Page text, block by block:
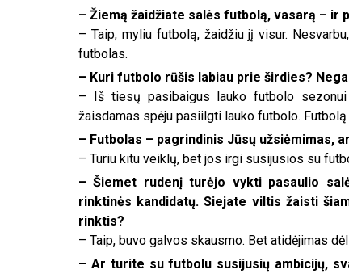
– Žiemą žaidžiate salės futbolą, vasarą – ir
– Taip, myliu futbolą, žaidžiu jį visur.
futbolas.
– Kuri futbolo rūšis labiau prie širdies?
– Iš tiesų pasibaigus lauko futbolo
žaisdamas spėju pasiilgti lauko futbolo.
– Futbolas – pagrindinis Jūsų užsiėmimas,
– Turiu kitu veiklų, bet jos irgi susijusios su
– Šiemet rudenį turėjo vykti pasaulio
rinktinės kandidatų. Siejate viltis žaisti
rinktis?
– Taip, buvo galvos skausmo. Bet atidėjimas
– Ar turite su futbolu susijusių ambicijų,